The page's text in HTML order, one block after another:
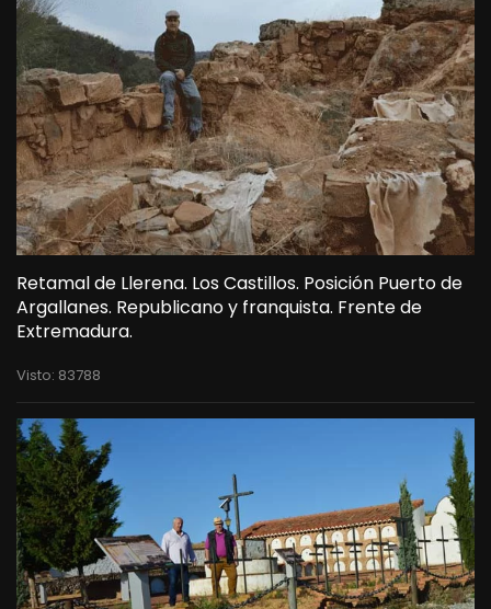
Retamal de Llerena. Los Castillos. Posición Puerto de
Argallanes. Republicano y franquista. Frente de
Extremadura.
Visto: 83788